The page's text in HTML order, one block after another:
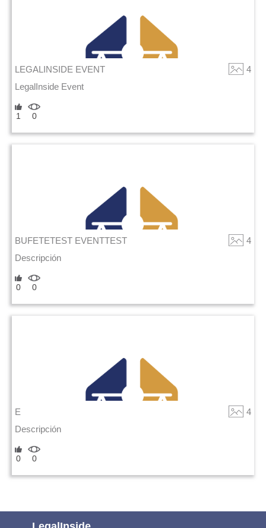
LEGALINSIDE EVENT
4
LegalInside Event
1 0
BUFETETEST EVENTTEST
4
Descripción
0 0
E
4
Descripción
0 0